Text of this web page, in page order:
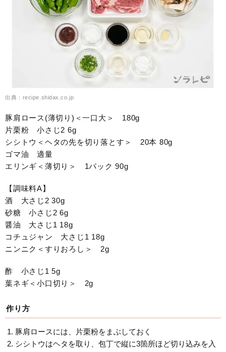
出典：recipe.shidax.co.jp
豚肩ロース(薄切り)＜一口大＞ 180g
片栗粉 小さじ2 6g
シシトウ＜ヘタの先を切り落とす＞ 20本 80g
ゴマ油 適量
エリンギ＜薄切り＞ 1パック 90g
【調味料A】
酒 大さじ2 30g
砂糖 小さじ2 6g
醤油 大さじ1 18g
コチュジャン 大さじ1 18g
ニンニク＜すりおろし＞ 2g
酢 小さじ1 5g
葉ネギ＜小口切り＞ 2g
作り方
豚肩ロースには、片栗粉をまぶしておく
シシトウはヘタを取り、包丁で縦に3箇所ほど切り込みを入